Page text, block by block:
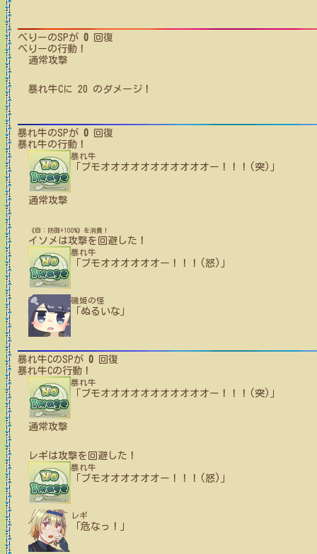
べりーのSPが 0 回復
べりーの行動！
通常攻撃
暴れ牛Cに 20 のダメージ！
暴れ牛のSPが 0 回復
暴れ牛の行動！
暴れ牛
「ブモオオオオオオオオオオオー！！！(突)」
通常攻撃
《自：防御+100%》を消費！
イソメ は攻撃を回避した！
暴れ牛
「ブモオオオオオオー！！！(怒)」
磯姫の怪
「ぬるいな」
暴れ牛CのSPが 0 回復
暴れ牛Cの行動！
暴れ牛
「ブモオオオオオオオオオオオー！！！(突)」
通常攻撃
レギは攻撃を回避した！
暴れ牛
「ブモオオオオオオー！！！(怒)」
レギ
「危なっ！」